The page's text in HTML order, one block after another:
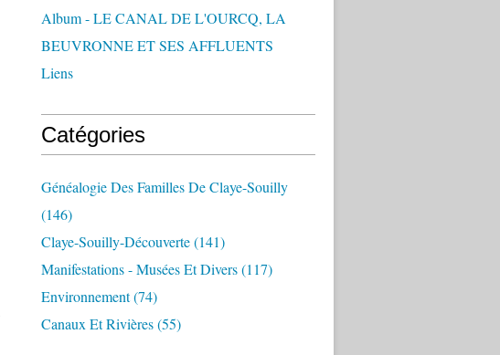
Album - LE CANAL DE L'OURCQ, LA
BEUVRONNE ET SES AFFLUENTS
Liens
Catégories
Généalogie Des Familles De Claye-Souilly
(146)
Claye-Souilly-Découverte(141)
Manifestations - Musées Et Divers(117)
Environnement(74)
Canaux Et Rivières(55)